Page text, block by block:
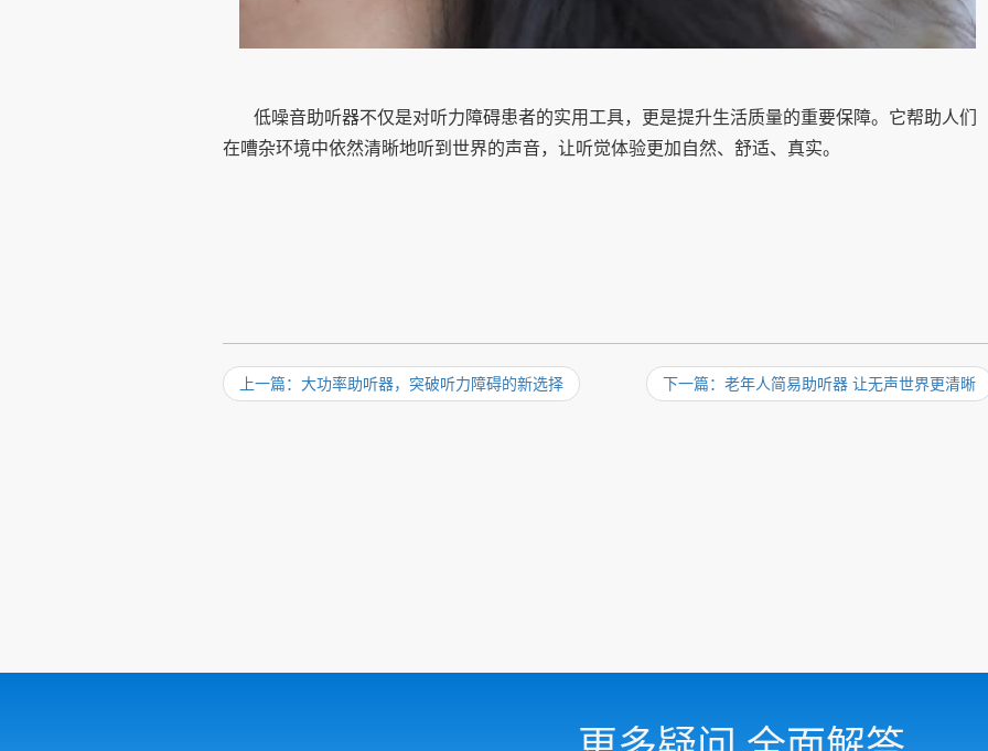
低噪音助听器不仅是对听力障碍患者的实用工具，更是提升生活质量的重要保障。它帮助人们
在嘈杂环境中依然清晰地听到世界的声音，让听觉体验更加自然、舒适、真实。
上一篇：大功率助听器，突破听力障碍的新选择 下一篇：老年人简易助听器 让无声世界更清晰